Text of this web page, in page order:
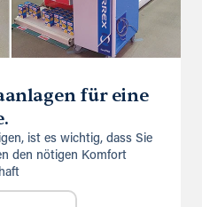
für eine
ist es wichtig, dass Sie
den nötigen Komfort